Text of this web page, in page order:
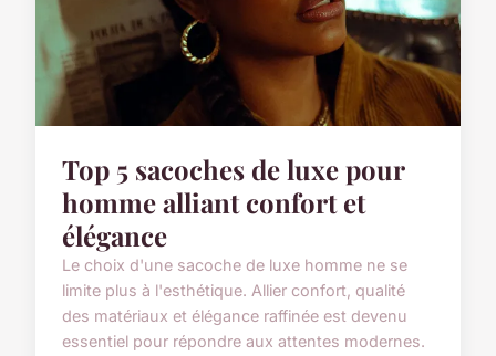
Top 5 sacoches de luxe pour
homme alliant confort et
élégance
Le choix d'une sacoche de luxe homme ne se
limite plus à l'esthétique. Allier confort, qualité
des matériaux et élégance raffinée est devenu
essentiel pour répondre aux attentes modernes.